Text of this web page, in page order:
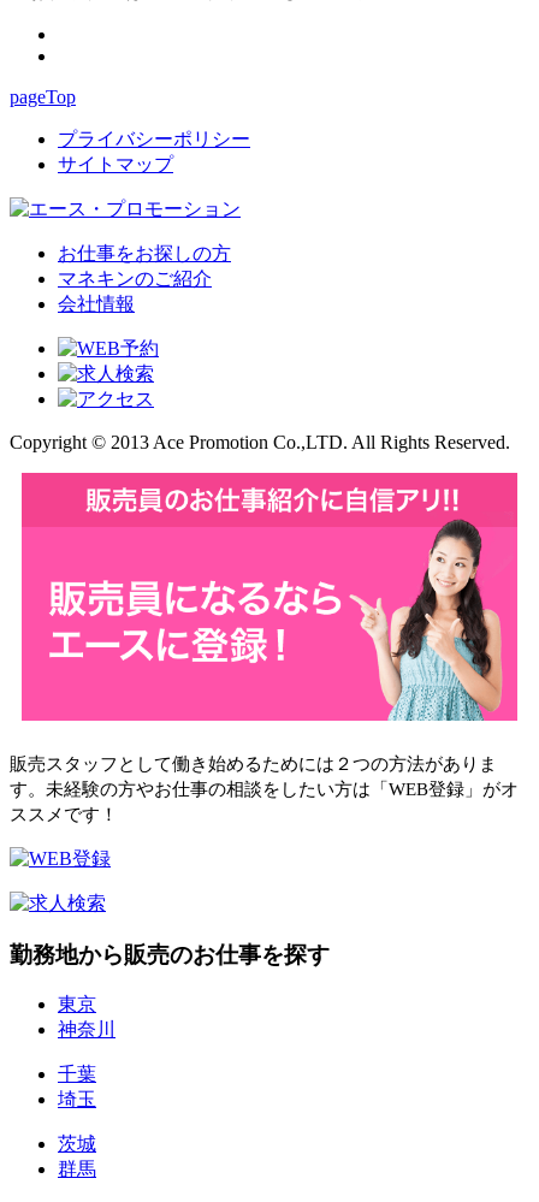
pageTop
プライバシーポリシー
サイトマップ
お仕事をお探しの方
マネキンのご紹介
会社情報
Copyright © 2013 Ace Promotion Co.,LTD. All Rights Reserved.
販売スタッフとして働き始めるためには２つの方法がありま
す。未経験の方やお仕事の相談をしたい方は「WEB登録」がオ
ススメです！
勤務地から販売のお仕事を探す
東京
神奈川
千葉
埼玉
茨城
群馬